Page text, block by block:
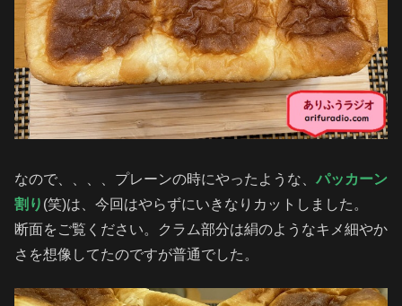
なので、、、、プレーンの時にやったような、 パッカーン
割り (笑)は、今回はやらずにいきなりカットしました。
断面をご覧ください。クラム部分は絹のようなキメ細やか
さを想像してたのですが普通でした。